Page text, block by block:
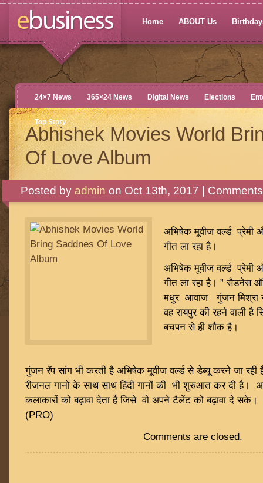
Home ABOUT Us
24×7 News 365×24 News Digital News Elections
Top Story
Abhishek Movies World
Of Love Album
Posted by admin on Oct 13th, 2017 |
अभिषेक मूवीज वर्ल्ड प्रेमी
गीत ला रहा है।
अभिषेक मूवीज वर्ल्ड प्रेमी
गीत ला रहा है। ” सैडनेस
मधुर आवाज गुंजन मिश्रा
वह रायपुर की रहने वाली है
बचपन से ही शौक है।
गुंजन रॅप सांग भी करती है अभिषेक मूवीज वर्ल्ड से डेब्यू करने जा रही
रीजनल गानो के साथ साथ हिंदी गानों की भी शुरुआत कर दी है।
कलाकारों को बढ़ावा देता है जिसे वो अपने टैलेंट को बढ़ावा दे
(PRO)
Comments are closed.